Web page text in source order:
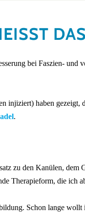
DAS
bei Faszien- und
injiziert) haben gezeigt,
.
zu den Kanülen, dem
Therapieform, die ich
Schon lange